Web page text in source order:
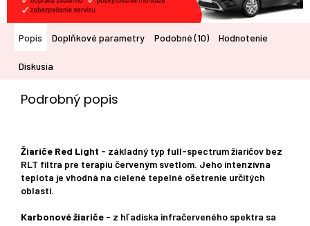
Popis Doplňkové parametry Podobné (10) Hodnotenie
Diskusia
Podrobný popis
Žiariče Red Light - základný typ full-spectrum žiaričov bez
RLT filtra pre terapiu červeným svetlom. Jeho intenzívna
teplota je vhodná na cielené tepelné ošetrenie určitých
oblastí.
Karbonové žiariče - z hľadiska infračerveného spektra sa